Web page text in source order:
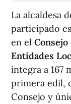
La alcaldesa
participado
en el
Entidades
integra a 167
primera edil,
Consejo y